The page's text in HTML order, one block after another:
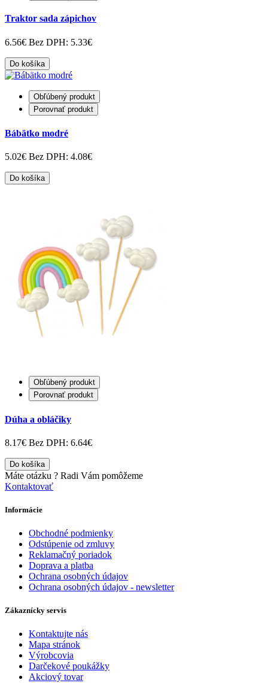
Traktor sada zápichov
6.56€ Bez DPH: 5.33€
Do košíka
Obľúbený produkt
Porovnať produkt
Bábätko modré
5.02€ Bez DPH: 4.08€
Do košíka
Obľúbený produkt
Porovnať produkt
Dúha a obláčiky
8.17€ Bez DPH: 6.64€
Do košíka
Máte otázku ? Radi Vám pomôžeme
Kontaktovať
Informácie
Obchodné podmienky
Odstúpenie od zmluvy
Reklamačný poriadok
Doprava a platba
Ochrana osobných údajov
Ochrana osobných údajov - newsletter
Zákaznícky servis
Kontaktujte nás
Mapa stránok
Výrobcovia
Darčekové poukážky
Akciový tovar